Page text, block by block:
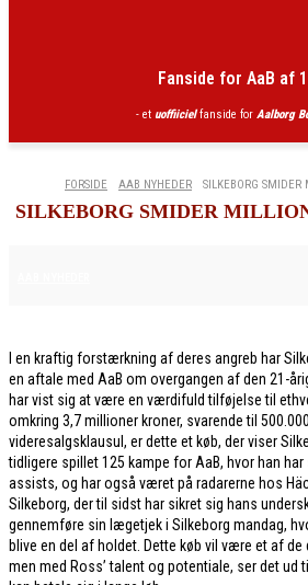
Fanside for AaB af
- et uoffiicielfanside for Aalborg
FORSIDE AAB NYHEDER SILKEBORG SMIDER
SILKEBORG SMIDER
I en kraftig forstærkning af deres angreb har
en aftale med AaB om overgangen af den 21-
har vist sig at være en værdifuld tilføjelse til
omkring 3,7 millioner kroner, svarende til
videresalgsklausul, er dette et køb, der viser
tidligere spillet 125 kampe for AaB, hvor han
assists, og har også været på radarerne hos
Silkeborg, der til sidst har sikret sig hans
gennemføre sin lægetjek i Silkeborg mandag,
blive en del af holdet. Dette køb vil være et af
men med Ross’ talent og potentiale, ser det ud